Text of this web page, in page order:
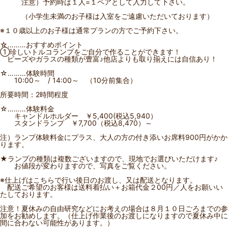
注意）予約時は１人=１ペアとして入力して下さい。
（小学生未満のお子様は入室をご遠慮いただいております）
※１０歳以上のお子様は通常プランの方でご予約下さい。
☆………おすすめポイント
①珍しいトルコランプをご自分で作ることができます！
ビーズやガラスの種類が豊富♪他店よりも取り揃えには自信あり！
☆………体験時間
10:00～ / 14:00～ （10分前集合）
所要時間：2時間程度
☆………体験料金
キャンドルホルダー ￥5,400(税込5,940）
スタンドランプ ￥7,700（税込8,470）～
注）ランプ体験料金にプラス、大人の方の付き添いお席料900円がかか
ります。
★ランプの種類は複数ございますので、現地でお選びいただけます♪
お値段が変わりますので、写真をご覧ください。
※仕上げはこちらで行い後日のお渡し、又は配送となります。
配送ご希望のお客様は送料着払い＋お箱代金２00円／人をお願いい
たしております。
注意！夏休みの自由研究などにお考えの場合は８月１０日ごろまでの参
加をお勧めします。（仕上げ作業後のお渡しになりますので夏休み中に
間に合わない可能性があります。）